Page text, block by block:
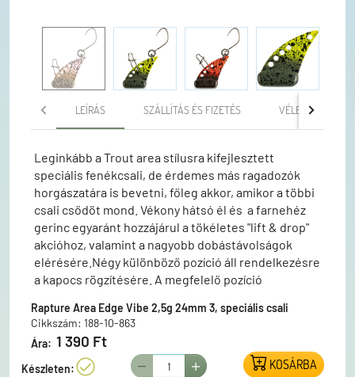
LEÍRÁS SZÁLLÍTÁS ÉS FIZETÉS VÉLEMÉNYEK
Leginkább a Trout area stílusra kifejlesztett
speciális fenékcsali, de érdemes más ragadozók
horgászatára is bevetni, főleg akkor, amikor a többi
csali csődöt mond. Vékony hátsó él és a farnehéz
gerinc egyaránt hozzájárul a tökéletes "lift & drop"
akcióhoz, valamint a nagyobb dobástávolságok
elérésére.Négy különböző pozíció áll rendelkezésre
a kapocs rögzítésére. A megfelelő pozíció
engedhetjük akár függőlegesen is a
csónakból.Élénk színekben érhető el.A szett
tartalma: 1 db speciális műcsali 1 db kapocs 1 db
Rapture Area Game Master 10130BL # 8
Rapture Area Edge Vibe 2,5g 24mm 3, speciális csali
Cikkszám: 188-10-863
Ára: 1 390 Ft
Készleten: KOSÁRBA